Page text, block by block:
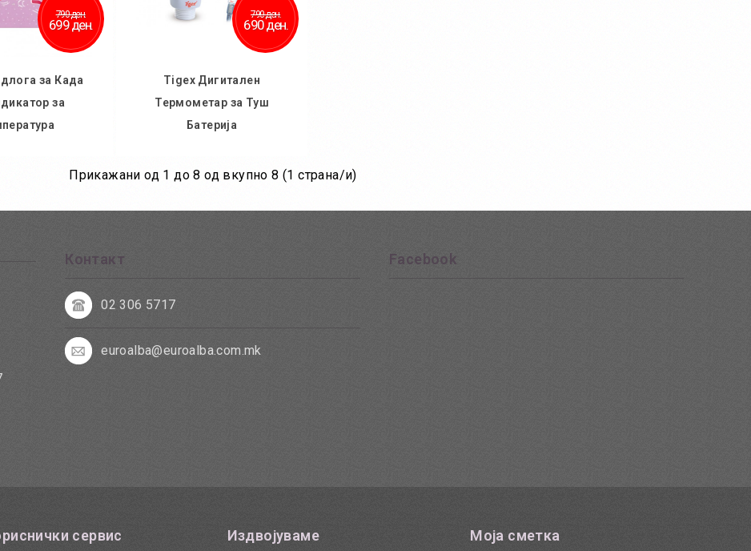
790 ден.
699 ден.
за Када
за
790 ден.
690 ден.
Tigex Дигитален
Термометар за Туш
Батерија
Во кошничка
Прикажани од 1 до 8 од вкупно 8 (1 страна/и)
Контакт
02 306 5717
euroalba@euroalba.com.mk
Facebook
сервис Издвојуваме Моја сметка